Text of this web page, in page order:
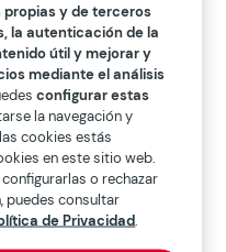
propias y de terceros
la autenticación de la
útil y mejorar y
mediante el análisis
configurar estas
la navegación y
cookies estás
en este sitio web.
o rechazar
puedes consultar
de Privacidad